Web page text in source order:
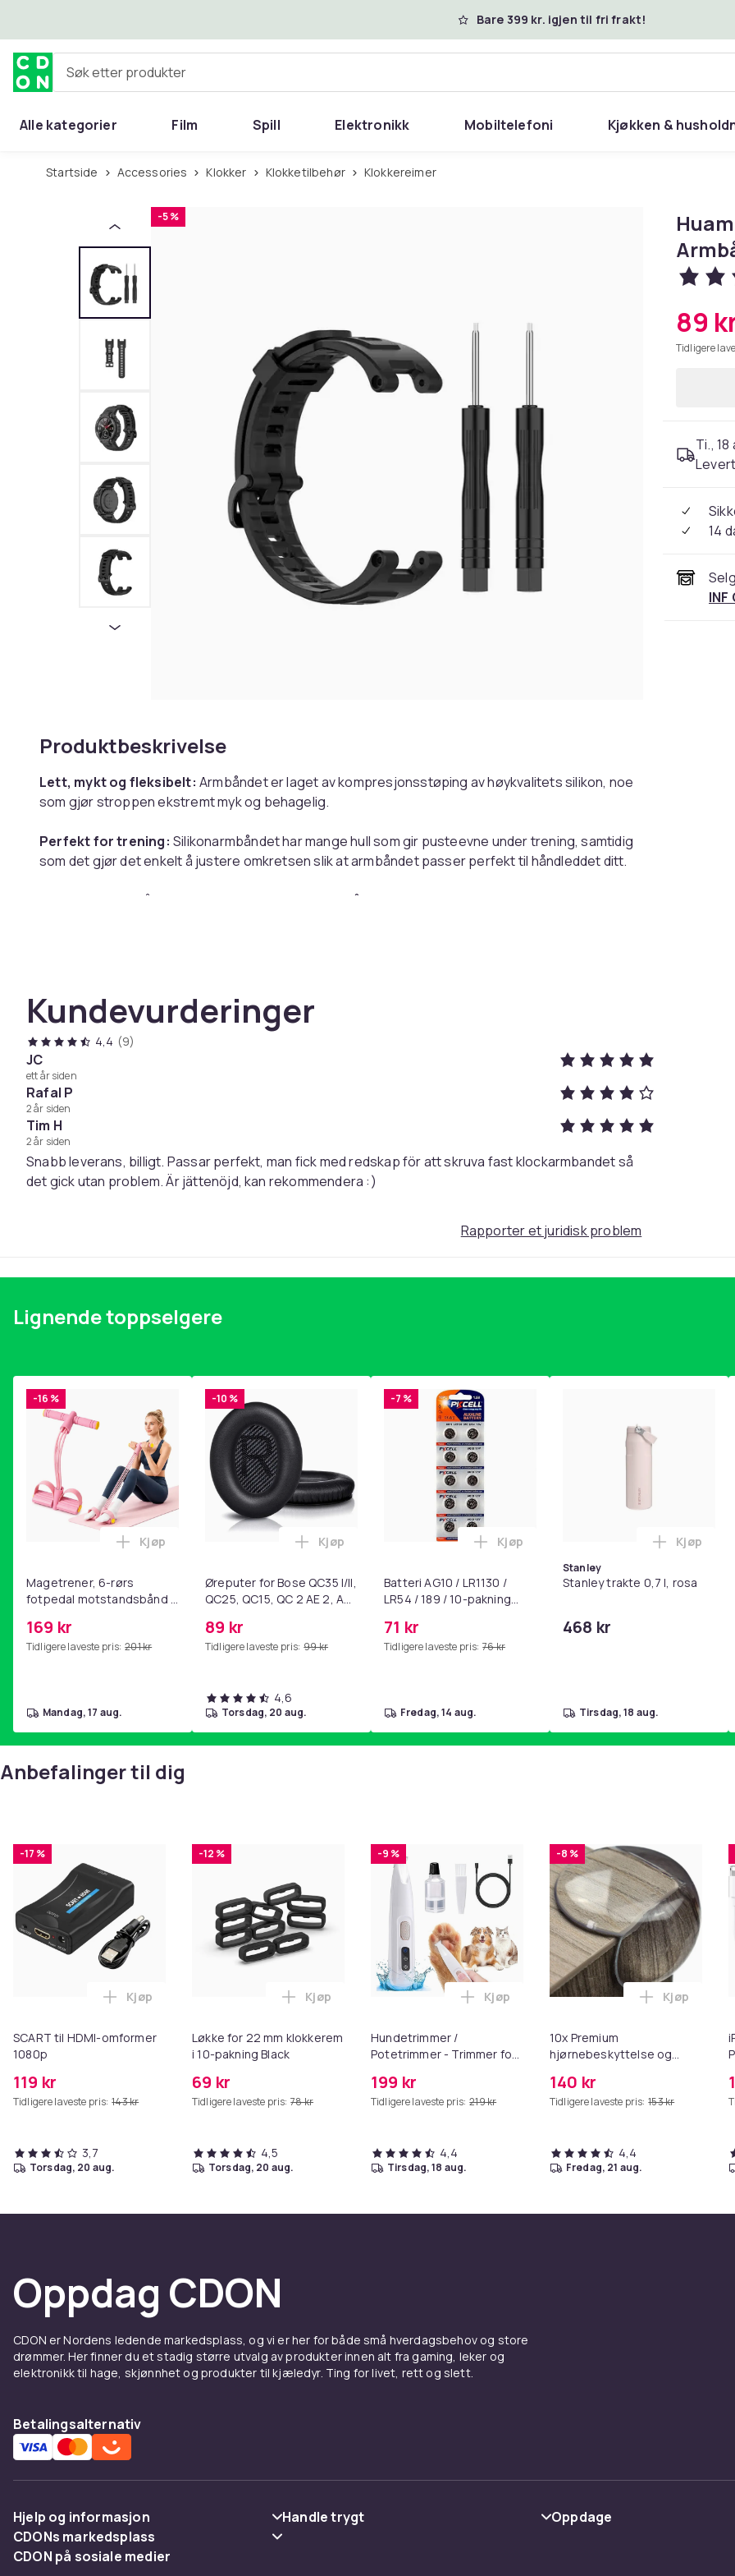
Bare 399 kr. igjen til fri frakt!
Søk etter produkter
Alle kategorier Film Spill Elektronikk Mobiltelefoni Kjøkken &
Startside Accessories Klokker Klokketilbehør Klokkereimer
-5 %
Produktbeskrivelse
Lett, mykt og fleksibelt: Armbåndet er laget av kompresjonsstøping av høykvalitets silikon, noe
som gjør stroppen ekstremt myk og behagelig.
Perfekt for trening: Silikonarmbåndet har mange hull som gir pusteevne under trening, samtidig
som det gjør det enkelt å justere omkretsen slik at armbåndet passer perfekt til håndleddet ditt.
Praktisk og lett å bytte: Du kan enkelt bytte armbåndet selv - skrutrekkere følger med.
Farge: Sort
Passer: Ankel 136-236 mm
Materiale: Silikon
Kompatibel med: Huami Amazfit T-Rex / Pro
Pakken inkluderer:
1 x armbånd
2 x skrutrekkere
Vekt, gram
27
Artikkel nr.
Kundevurderinger
4,4 (9)
JC
ett år siden
Rafal P
2 år siden
Tim H
2 år siden
Snabb leverans, billigt. Passar perfekt, man fick med redskap för att skruva fast klockarmbandet så
det gick utan problem. Är jättenöjd, kan rekommendera :)
89
Tidligere
Ti.,
14
INF
Rapporter et juridisk problem
Lignende toppselgere
-16 %
Magetrener, 6-rørs
fotpedal motstandsbånd -
yoga og
hjemmegymnastikk Pink
169 kr
Tidligere laveste pris: 201 kr
Legg Magetrener, 6-rørs fotpedal motstandsbånd - mage- og kjernetrening, yoga og
Kjøp
mandag, 17 aug.
-10 %
Øreputer for Bose QC35 I/II,
QC25, QC15, QC 2 AE 2, AE
SoundLink Black
89 kr
Tidligere laveste pris: 99 kr
Legg Øreputer for Bose QC35 I/II, QC25, QC15, QC 2 AE 2, AE 2i, AE 2w,
Kjøp
4,6
torsdag, 20 aug.
-7 %
Batteri AG10 / LR1130 /
LR54 / 189 / 10-pakning
71 kr
Tidligere laveste pris: 76 kr
Legg Batteri AG10 / LR1130 / LR54 / 189
Kjøp
fredag, 14 aug.
Stanley
Stanley trakte 0,7 l, rosa
468 kr
Legg
Kjøp
tirsdag, 18 aug.
Anbefalinger til dig
-17 %
SCART til HDMI-omformer
1080p
119 kr
Tidligere laveste pris: 143 kr
Legg SCART til HDMI-omformer 1080p i handlekurven
Kjøp
3,7
torsdag, 20 aug.
-12 %
Løkke for 22 mm klokkerem
i 10-pakning Black
69 kr
Tidligere laveste pris: 78 kr
Legg Løkke for 22 mm klokkerem i 10-pakning Black i handlekurven
Kjøp
4,5
torsdag, 20 aug.
-9 %
Hundetrimmer /
Potetrimmer - Trimmer for
199 kr
Tidligere laveste pris: 219 kr
Legg Hundetrimmer / Potetrimmer -
Kjøp
4,4
tirsdag, 18 aug.
-8 %
10x Premium
hjørnebeskyttelse og
140 kr
Tidligere laveste pris: 153 kr
Legg 10x
Kjøp
4,4
fredag, 21 aug.
Oppdag CDON
CDON er Nordens ledende markedsplass, og vi er her for både små hverdagsbehov og store
drømmer. Her finner du et stadig større utvalg av produkter innen alt fra gaming, leker og
elektronikk til hage, skjønnhet og produkter til kjæledyr. Ting for livet, rett og slett.
Betalingsalternativ
Hjelp og informasjon
Vanlige spørsmål
Handle trygt
Oppdage
CDONs markedsplass
Merchant Help Center
CDON på sosiale medier